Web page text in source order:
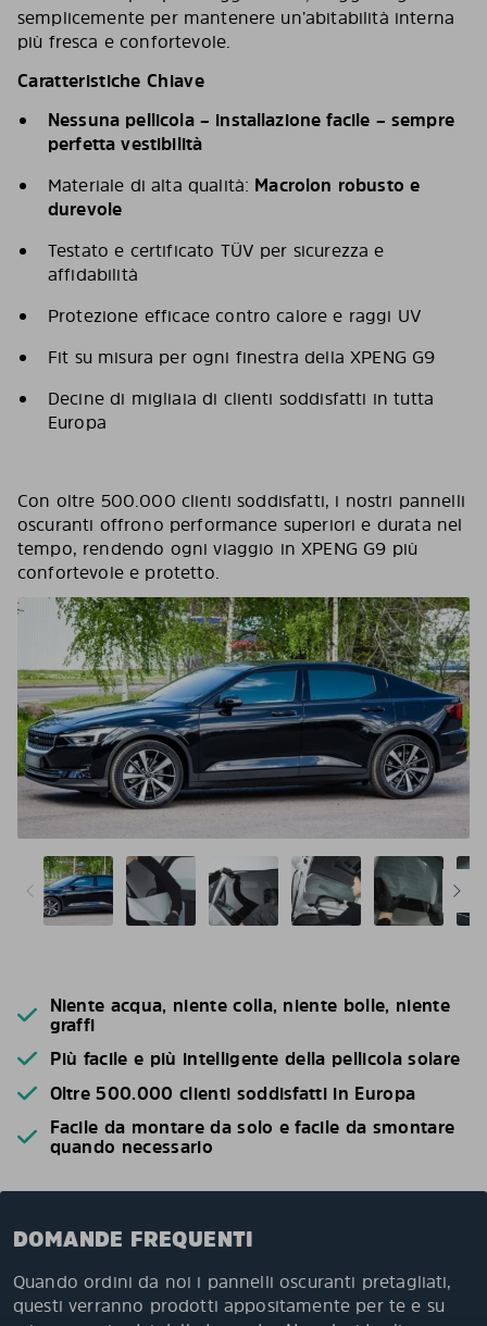
semplicemente per mantenere un’abitabilità interna
più fresca e confortevole.
Caratteristiche Chiave
Nessuna pellicola – installazione facile – sempre
perfetta vestibilità
Materiale di alta qualità: Macrolon robusto e
durevole
Testato e certificato TÜV per sicurezza e
affidabilità
Protezione efficace contro calore e raggi UV
Fit su misura per ogni finestra della XPENG G9
Decine di migliaia di clienti soddisfatti in tutta
Europa
Con oltre 500.000 clienti soddisfatti, i nostri pannelli
oscuranti offrono performance superiori e durata nel
tempo, rendendo ogni viaggio in XPENG G9 più
confortevole e protetto.
Niente acqua, niente colla, niente bolle, niente
graffi
Più facile e più intelligente della pellicola solare
Oltre 500.000 clienti soddisfatti in Europa
Facile da montare da solo e facile da smontare
quando necessario
DOMANDE FREQUENTI
Quando ordini da noi i pannelli oscuranti pretagliati,
questi verranno prodotti appositamente per te e su